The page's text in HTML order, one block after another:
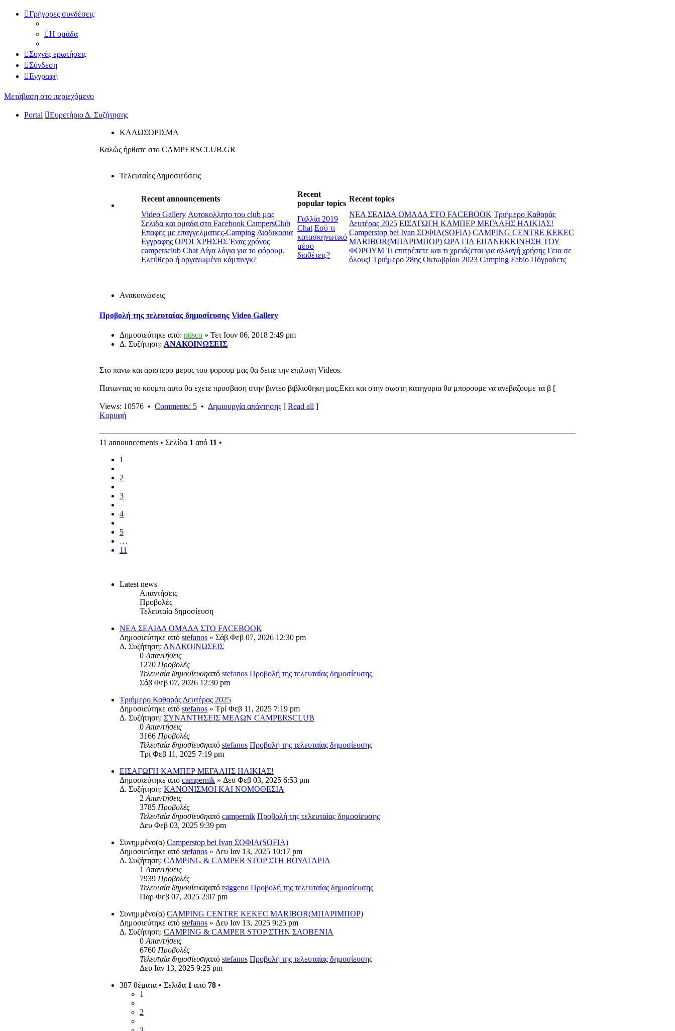
Γρήγορες συνδέσεις
Η ομάδα
Συχνές ερωτήσεις
Σύνδεση
Εγγραφή
Μετάβαση στο περιεχόμενο
Portal Ευρετήριο Δ. Συζήτησης
ΚΑΛΩΣΟΡΙΣΜΑ
Καλώς ήρθατε στο CAMPERSCLUB.GR
Τελευταίες Δημοσιεύσεις
Recent announcements
Recent
popular topics
Recent topics
Video Gallery Αυτοκολλητο του club μας
Σελιδα και ομαδα στο Facebook CampersClub
Επαφες με επαγγελματιες-Camping Διαδικασια
Εγγραφης ΟΡΟΙ ΧΡΗΣΗΣ Ένας χρόνος
campersclub Chat Λίγα λόγια για το φόρουμ.
Ελεύθερο ή οργανωμένο κάμπινγκ?
Γαλλία 2019
Chat Εσύ τι
κατασκηνωτικό
μέσο
διαθέτεις?
ΝΕΑ ΣΕΛΙΔΑ ΟΜΑΔΑ ΣΤΟ FACEBOOK Τριήμερο Καθαράς
Δευτέρας 2025 ΕΙΣΑΓΩΓΗ ΚΑΜΠΕΡ ΜΕΓΑΛΗΣ ΗΛΙΚΙΑΣ!
Camperstop bei Ivan ΣΟΦΙΑ(SOFIA) CAMPING CENTRE KEKEC
MARIBOR(ΜΠΑΡΙΜΠΟΡ) ΩΡΑ ΓΙΑ ΕΠΑΝΕΚΚΙΝΗΣΗ ΤΟΥ
ΦΟΡΟΥΜ Τι επιτρέπετε και τι χρειάζεται για αλλαγή χρήσης Γεια σε
όλους! Τριήμερο 28ης Οκτωβρίου 2023 Camping Fabio Πόγραδετς
Ανακοινώσεις
Προβολή της τελευταίας δημοσίευσης Video Gallery
Δημοσιεύτηκε από: ntisco » Τετ Ιουν 06, 2018 2:49 pm
Δ. Συζήτηση: ΑΝΑΚΟΙΝΩΣΕΙΣ
Στο πανω και αριστερο μερος του φορουμ μας θα δειτε την επιλογη Videos.
Πατωντας το κουμπι αυτο θα εχετε προσβαση στην βιντεο βιβλιοθηκη μας.Εκει και στην σωστη κατηγορια θα μπορουμε να ανεβαζουμε τα β [
Views: 10576 • Comments: 5 • Δημιουργία απάντησης [ Read all ]
Κορυφή
11 announcements • Σελίδα 1 από 11 •
1
2
3
4
5
…
11
Latest news
Απαντήσεις
Προβολές
Τελευταία δημοσίευση
ΝΕΑ ΣΕΛΙΔΑ ΟΜΑΔΑ ΣΤΟ FACEBOOK
Δημοσιεύτηκε από stefanos » Σάβ Φεβ 07, 2026 12:30 pm
Δ. Συζήτηση: ΑΝΑΚΟΙΝΩΣΕΙΣ
0 Απαντήσεις
1270 Προβολές
Τελευταία δημοσίευσηαπό stefanos Προβολή της τελευταίας δημοσίευσης
Σάβ Φεβ 07, 2026 12:30 pm
Τριήμερο Καθαράς Δευτέρας 2025
Δημοσιεύτηκε από stefanos » Τρί Φεβ 11, 2025 7:19 pm
Δ. Συζήτηση: ΣΥΝΑΝΤΗΣΕΙΣ ΜΕΛΩΝ CAMPERSCLUB
0 Απαντήσεις
3166 Προβολές
Τελευταία δημοσίευσηαπό stefanos Προβολή της τελευταίας δημοσίευσης
Τρί Φεβ 11, 2025 7:19 pm
ΕΙΣΑΓΩΓΗ ΚΑΜΠΕΡ ΜΕΓΑΛΗΣ ΗΛΙΚΙΑΣ!
Δημοσιεύτηκε από campernik » Δευ Φεβ 03, 2025 6:53 pm
Δ. Συζήτηση: ΚΑΝΟΝΙΣΜΟΙ ΚΑΙ ΝΟΜΟΘΕΣΙΑ
2 Απαντήσεις
3785 Προβολές
Τελευταία δημοσίευσηαπό campernik Προβολή της τελευταίας δημοσίευσης
Δευ Φεβ 03, 2025 9:39 pm
Συνημμένο(α) Camperstop bei Ivan ΣΟΦΙΑ(SOFIA)
Δημοσιεύτηκε από stefanos » Δευ Ιαν 13, 2025 10:17 pm
Δ. Συζήτηση: CAMPING & CAMPER STOP ΣΤΗ ΒΟΥΛΓΑΡΙΑ
1 Απαντήσεις
7939 Προβολές
Τελευταία δημοσίευσηαπό tsiggeno Προβολή της τελευταίας δημοσίευσης
Παρ Φεβ 07, 2025 2:07 pm
Συνημμένο(α) CAMPING CENTRE KEKEC MARIBOR(ΜΠΑΡΙΜΠΟΡ)
Δημοσιεύτηκε από stefanos » Δευ Ιαν 13, 2025 9:25 pm
Δ. Συζήτηση: CAMPING & CAMPER STOP ΣΤΗΝ ΣΛΟΒΕΝΙΑ
0 Απαντήσεις
6760 Προβολές
Τελευταία δημοσίευσηαπό stefanos Προβολή της τελευταίας δημοσίευσης
Δευ Ιαν 13, 2025 9:25 pm
387 θέματα • Σελίδα 1 από 78 •
1
2